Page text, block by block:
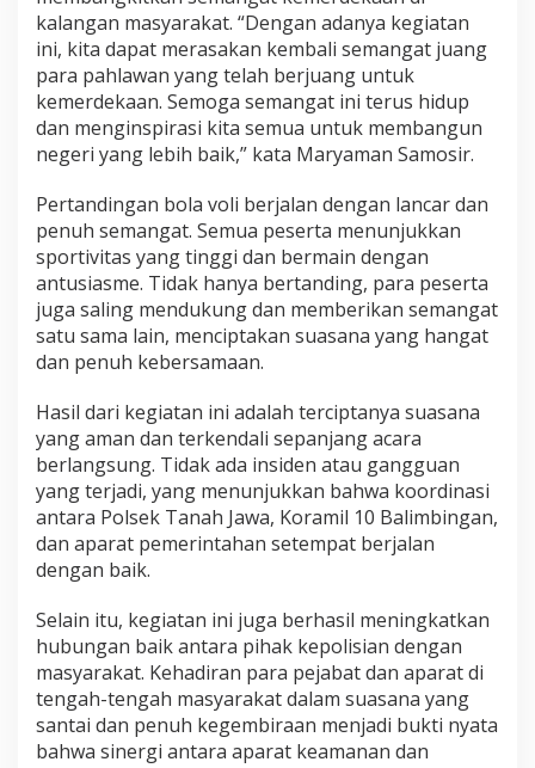
kalangan masyarakat. “Dengan adanya kegiatan
ini, kita dapat merasakan kembali semangat juang
para pahlawan yang telah berjuang untuk
kemerdekaan. Semoga semangat ini terus hidup
dan menginspirasi kita semua untuk membangun
negeri yang lebih baik,” kata Maryaman Samosir.
Pertandingan bola voli berjalan dengan lancar dan
penuh semangat. Semua peserta menunjukkan
sportivitas yang tinggi dan bermain dengan
antusiasme. Tidak hanya bertanding, para peserta
juga saling mendukung dan memberikan semangat
satu sama lain, menciptakan suasana yang hangat
dan penuh kebersamaan.
Hasil dari kegiatan ini adalah terciptanya suasana
yang aman dan terkendali sepanjang acara
berlangsung. Tidak ada insiden atau gangguan
yang terjadi, yang menunjukkan bahwa koordinasi
antara Polsek Tanah Jawa, Koramil 10 Balimbingan,
dan aparat pemerintahan setempat berjalan
dengan baik.
Selain itu, kegiatan ini juga berhasil meningkatkan
hubungan baik antara pihak kepolisian dengan
masyarakat. Kehadiran para pejabat dan aparat di
tengah-tengah masyarakat dalam suasana yang
santai dan penuh kegembiraan menjadi bukti nyata
bahwa sinergi antara aparat keamanan dan